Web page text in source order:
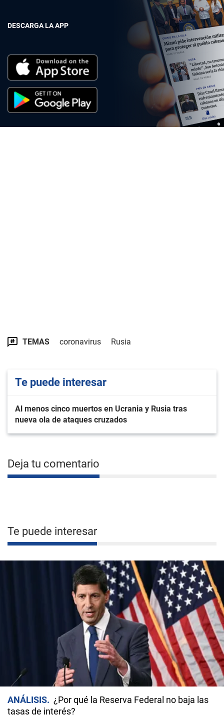
DESCARGA LA APP
TEMAS coronavirus Rusia
Te puede interesar
Al menos cinco muertos en Ucrania y Rusia tras
nueva ola de ataques cruzados
Deja tu comentario
Te puede interesar
ANÁLISIS
¿Por qué la Reserva Federal no baja las
tasas de interés?